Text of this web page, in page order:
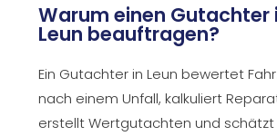
Warum einen Gutachter
Leun beauftragen?
Ein Gutachter in Leun bewertet
nach einem Unfall, kalkuliert
erstellt Wertgutachten und schätzt